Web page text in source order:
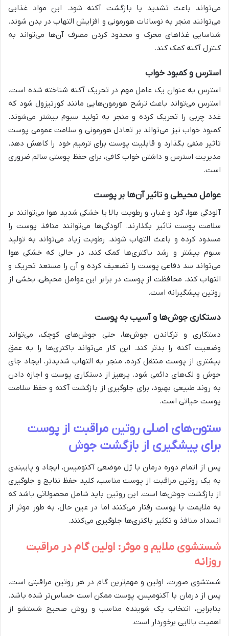
می‌تواند باعث تشدید یا بازگشت آکنه شود. این مواد غذایی
می‌توانند منجر به نوسانات هورمونی و افزایش التهاب در بدن شوند.
شناسایی غذاهای محرک و محدود کردن مصرف آن‌ها می‌تواند به
کنترل آکنه کمک کند.
استرس و کمبود خواب
استرس به عنوان یک عامل مهم در تحریک آکنه شناخته شده است.
استرس می‌تواند باعث ترشح هورمون‌هایی مانند کورتیزول شود که
غدد چربی را تحریک کرده و منجر به تولید سبوم بیشتر می‌شوند.
کمبود خواب نیز می‌تواند بر تعادل هورمونی و سلامت عمومی پوست
تاثیر منفی بگذارد و قابلیت پوست برای ترمیم خود را کاهش دهد.
مدیریت استرس و داشتن خواب کافی، برای حفظ پوستی سالم ضروری
است.
عوامل محیطی و تاثیر آن‌ها بر پوست
آلودگی هوا، گرد و غبار، و رطوبت بالا یا خشکی شدید هوا می‌توانند بر
سلامت پوست تاثیر بگذارند. آلودگی‌ها می‌توانند منافذ پوست را
مسدود کرده و باعث التهاب شوند. رطوبت زیاد می‌تواند به تولید
سبوم بیشتر و رشد باکتری‌ها کمک کند، در حالی که خشکی هوا
می‌تواند سد دفاعی پوست را تضعیف کرده و آن را مستعد تحریک و
التهاب کند. محافظت از پوست در برابر این عوامل محیطی، بخشی از
روتین پیشگیرانه است.
دستکاری جوش‌ها و آسیب به پوست
دستکاری و ترکاندن جوش‌ها، حتی جوش‌های کوچک، می‌تواند
وضعیت آکنه را بدتر کند. این کار می‌تواند باکتری‌ها را به عمق
بیشتری از پوست منتقل کرده، منجر به التهاب شدیدتر، ایجاد جای
جوش و لک‌های دائمی شود. پرهیز از دستکاری پوست و اجازه دادن
به روند طبیعی بهبود، برای جلوگیری از بازگشت آکنه و حفظ سلامت
پوست حیاتی است.
ستون‌های اصلی روتین مراقبت از پوست
برای پیشگیری از بازگشت جوش
پس از اتمام دوره درمان با ژل موضعی آکنومیس، ایجاد و پایبندی
به یک روتین مراقبت از پوست مناسب، کلید حفظ نتایج و جلوگیری
از بازگشت جوش‌ها است. این روتین باید شامل محصولاتی باشد که
به ملایمت با پوست رفتار می‌کنند اما در عین حال، به طور موثر از
انسداد منافذ و تکثیر باکتری‌ها جلوگیری می‌کنند.
شستشوی ملایم و موثر: اولین گام در مراقبت
روزانه
شستشوی صورت، اولین و مهم‌ترین گام در هر روتین مراقبتی است.
پس از درمان با آکنومیس، پوست ممکن است حساس‌تر شده باشد.
بنابراین، انتخاب یک شوینده مناسب و روش صحیح شستشو از
اهمیت بالایی برخوردار است.